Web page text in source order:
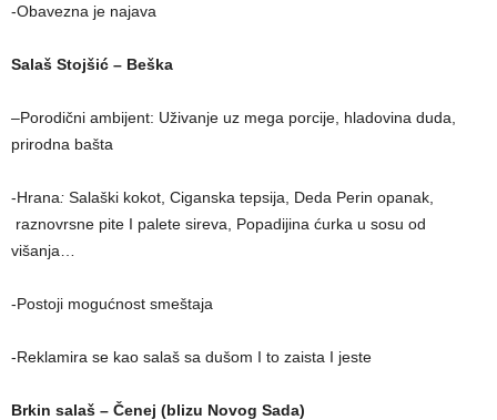
-Obavezna je najava
Salaš Stojšić – Beška
–Porodični ambijent: Uživanje uz mega porcije, hladovina duda,
prirodna bašta
-Hrana: Salaški kokot, Ciganska tepsija, Deda Perin opanak,
raznovrsne pite I palete sireva, Popadijina ćurka u sosu od
višanja…
-Postoji mogućnost smeštaja
-Reklamira se kao salaš sa dušom I to zaista I jeste
Brkin salaš – Čenej (blizu Novog Sada)